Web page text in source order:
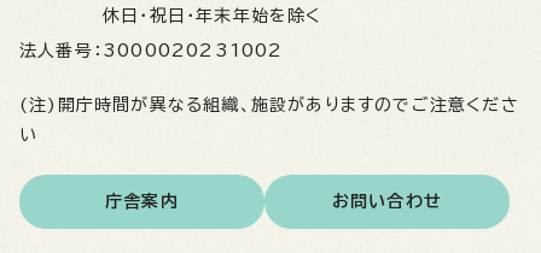
休日・祝日・年末年始を除く
法人番号： 3000020231002
(注)開庁時間が異なる組織、施設がありますのでご注意くださ
い
庁舎案内 お問い合わせ